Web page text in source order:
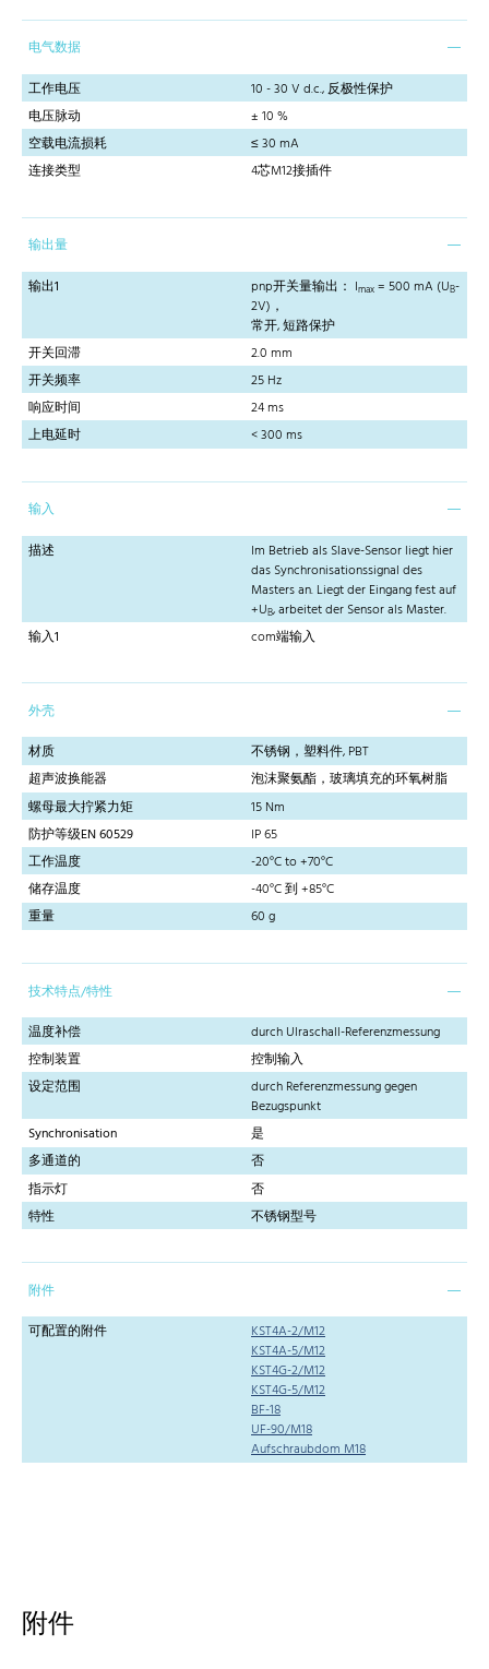
电气数据
工作电压
10 - 30 V d.c., 反极性保护
电压脉动
± 10 %
空载电流损耗
≤ 30 mA
连接类型
4芯M12接插件
输出量
输出1
pnp开关量输出： Imax = 500 mA (UB-
2V)，
常开, 短路保护
开关回滞
2.0 mm
开关频率
25 Hz
响应时间
24 ms
上电延时
< 300 ms
输入
描述
Im Betrieb als Slave-Sensor liegt hier
das Synchronisationssignal des
Masters an. Liegt der Eingang fest auf
+UB, arbeitet der Sensor als Master.
输入1
com端输入
外壳
材质
不锈钢，塑料件, PBT
超声波换能器
泡沫聚氨酯，玻璃填充的环氧树脂
螺母最大拧紧力矩
15 Nm
防护等级EN 60529
IP 65
工作温度
-20°C to +70°C
储存温度
-40°C 到 +85°C
重量
60 g
技术特点/特性
温度补偿
durch Ulraschall-Referenzmessung
控制装置
控制输入
设定范围
durch Referenzmessung gegen
Bezugspunkt
Synchronisation
是
多通道的
否
指示灯
否
特性
不锈钢型号
附件
可配置的附件
KST4A-2/M12
KST4A-5/M12
KST4G-2/M12
KST4G-5/M12
BF-18
UF-90/M18
Aufschraubdom M18
附件